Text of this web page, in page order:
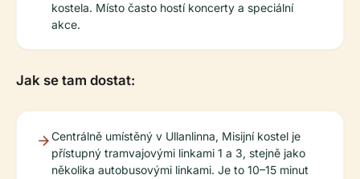
kostela. Místo často hostí koncerty a speciální
akce.
Jak se tam dostat:
Centrálně umístěný v Ullanlinna, Misijní kostel je
přístupný tramvajovými linkami 1 a 3, stejně jako
několika autobusovými linkami. Je to 10–15 minut